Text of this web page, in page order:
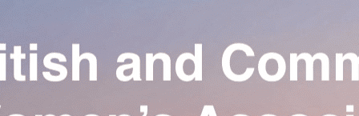
Exporter uniquement les colonnes affichées